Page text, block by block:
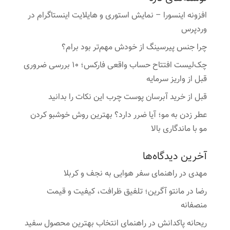
افزونه اینسورا – نمایش استوری و هایلایت اینستاگرام در
وردپرس
چرا جنس پیرسینگ از خودش مهم‌تر بود برام؟
چک‌لیست افتتاح حساب واقعی فارکس؛ ۱۰ بررسی ضروری
قبل از واریز سرمایه
قبل از خرید آبرسان پوست چرب این نکات را بدانید
عطر زدن به مو؛ آیا ضرر دارد؟ بهترین روش خوشبو کردن
مو با ماندگاری بالا
آخرین دیدگاه‌ها
مهدیدرراهنمای سفر هوایی به نجف و کربلا
رضا درمانتو آگرین؛ تلفیق ظرافت، کیفیت و قیمت
منصفانه
ریحانه پاکدانشدرراهنمای انتخاب بهترین محصول سفید